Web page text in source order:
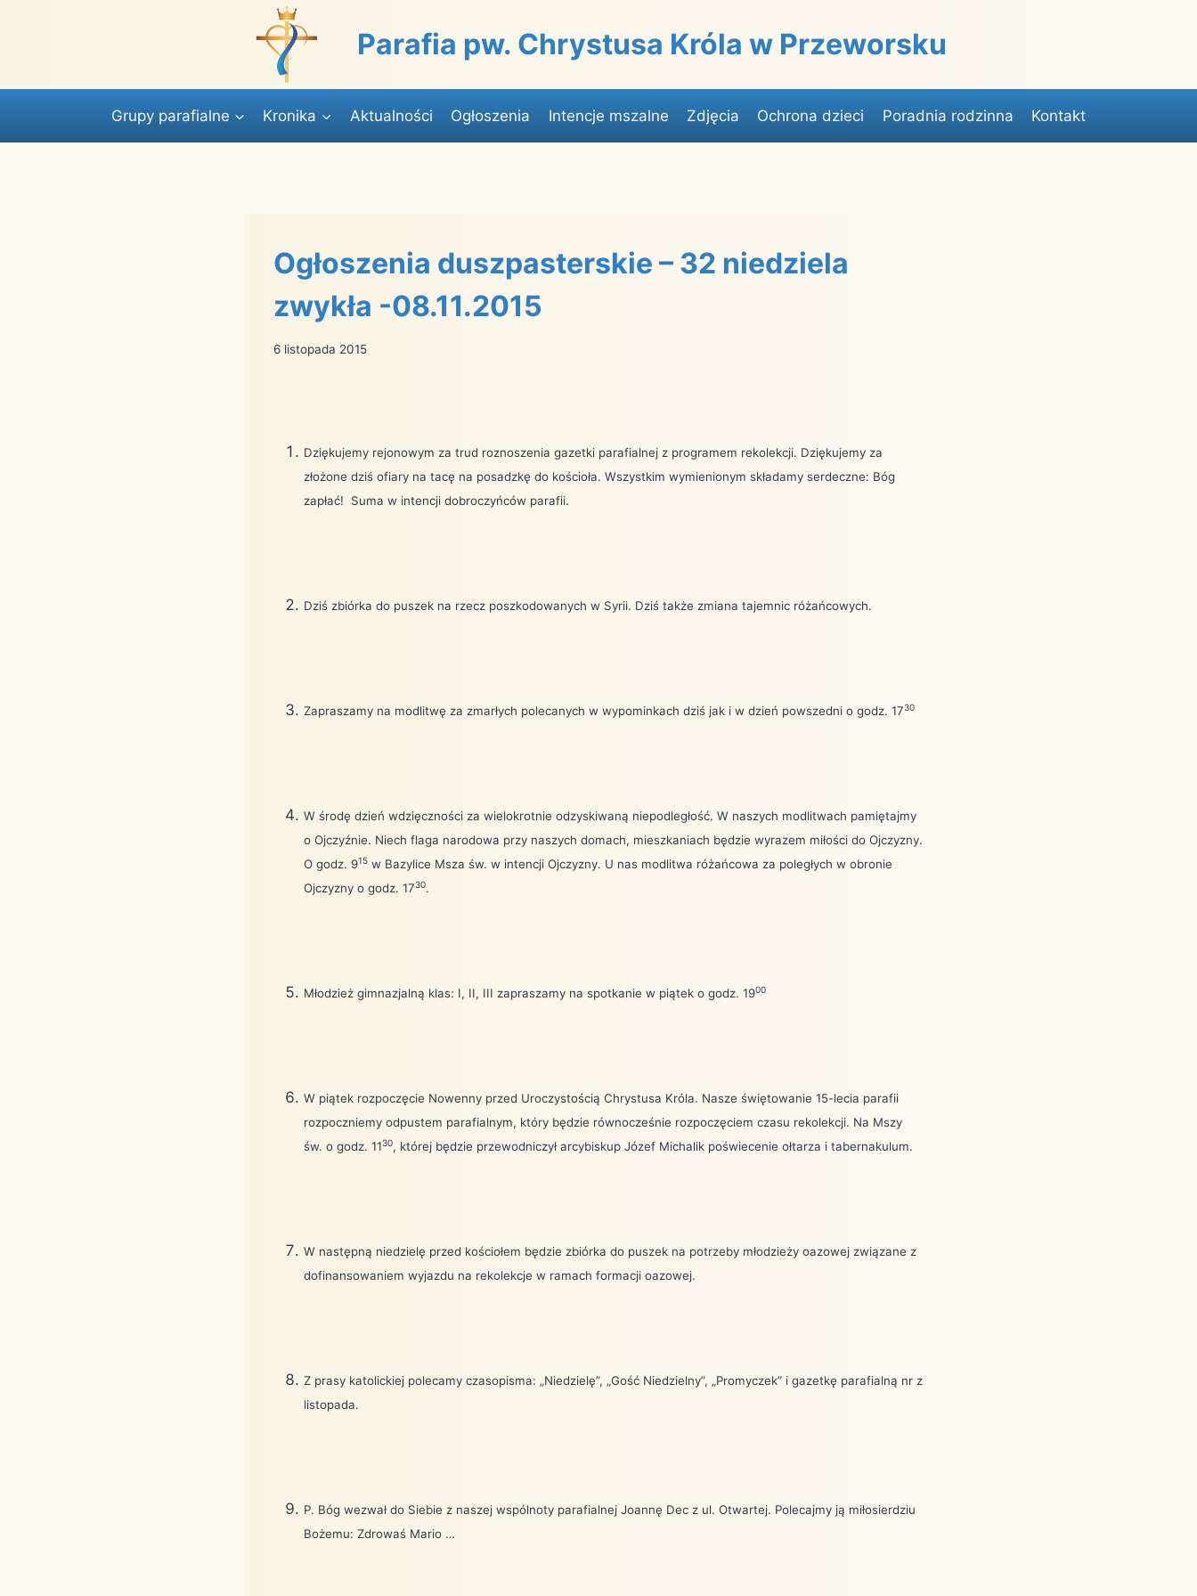
Parafia pw. Chrystusa Króla w Przeworsku
Grupy parafialne Kronika Aktualności Ogłoszenia Intencje mszalne Zdjęcia Ochrona dzieci Poradnia rodzinna Kontakt
Ogłoszenia duszpasterskie – 32 niedziela
zwykła -08.11.2015
6 listopada 2015
Dziękujemy rejonowym za trud roznoszenia gazetki parafialnej z programem rekolekcji. Dziękujemy za
złożone dziś ofiary na tacę na posadzkę do kościoła. Wszystkim wymienionym składamy serdeczne: Bóg
zapłać!
Suma w intencji dobroczyńców parafii.
Dziś zbiórka do puszek na rzecz poszkodowanych w Syrii. Dziś także zmiana tajemnic różańcowych.
Zapraszamy na modlitwę za zmarłych polecanych w wypominkach dziś jak i w dzień powszedni o godz. 1730
W środę dzień wdzięczności za wielokrotnie odzyskiwaną niepodległość. W naszych modlitwach pamiętajmy
o Ojczyźnie. Niech flaga narodowa przy naszych domach, mieszkaniach będzie wyrazem miłości do Ojczyzny.
O godz. 915 w Bazylice Msza św. w intencji Ojczyzny. U nas modlitwa różańcowa za poległych w obronie
Ojczyzny o godz. 1730.
Młodzież gimnazjalną klas: I, II, III zapraszamy na spotkanie w piątek o godz. 1900
W piątek rozpoczęcie Nowenny przed Uroczystością Chrystusa Króla. Nasze świętowanie 15-lecia parafii
rozpoczniemy odpustem parafialnym, który będzie równocześnie rozpoczęciem czasu rekolekcji. Na Mszy
św. o godz. 1130, której będzie przewodniczył arcybiskup Józef Michalik poświecenie ołtarza i tabernakulum.
W następną niedzielę przed kościołem będzie zbiórka do puszek na potrzeby młodzieży oazowej związane z
dofinansowaniem wyjazdu na rekolekcje w ramach formacji oazowej.
Z prasy katolickiej polecamy czasopisma: „Niedzielę”, „Gość Niedzielny”, „Promyczek” i gazetkę parafialną nr z
listopada.
P. Bóg wezwał do Siebie z naszej wspólnoty parafialnej Joannę Dec z ul. Otwartej. Polecajmy ją miłosierdziu
Bożemu: Zdrowaś Mario …